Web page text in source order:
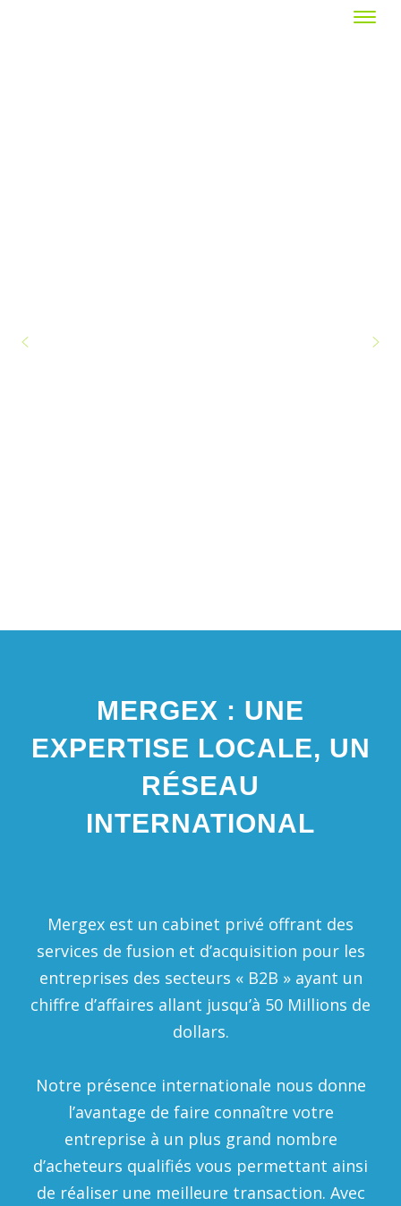
MERGEX : UNE
EXPERTISE LOCALE, UN
RÉSEAU
INTERNATIONAL
Mergex est un cabinet privé offrant des
services de fusion et d’acquisition pour les
entreprises des secteurs « B2B » ayant un
chiffre d’affaires allant jusqu’à 50 Millions de
dollars.
Notre présence internationale nous donne
l’avantage de faire connaître votre
entreprise à un plus grand nombre
d’acheteurs qualifiés vous permettant ainsi
de réaliser une meilleure transaction. Avec